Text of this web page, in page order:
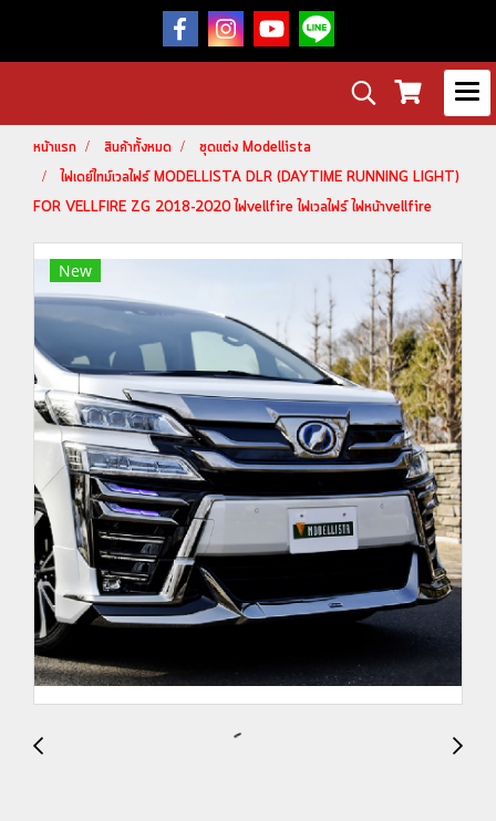
หน้าแรก สินค้าทั้งหมด
ชุดแต่ง Modellista
ไฟเดย์ไทม์เวลไฟร์ MODELLISTA DLR (DAYTIME RUNNING LIGHT)
FOR VELLFIRE ZG 2018-2020 ไฟvellfire ไฟเวลไฟร์ ไฟหน้าvellfire
New